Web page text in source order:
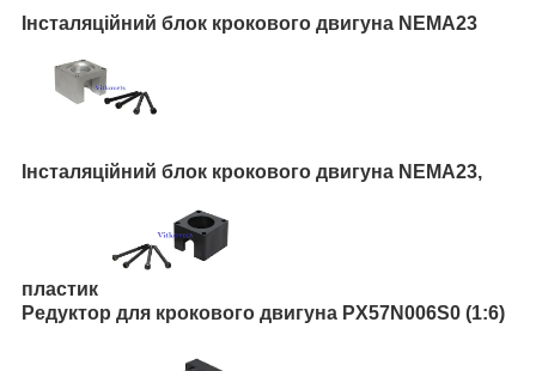
Інсталяційний блок крокового двигуна NEMA23
Інсталяційний блок крокового двигуна NEMA23,
пластик
Редуктор для крокового двигуна PX57N006S0 (1:6)